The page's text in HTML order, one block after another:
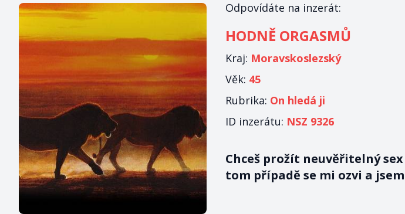
Odpovídáte na inzerát:
HODNĚ ORGASMŮ
Kraj: Moravskoslezský
Věk: 45
Rubrika: On hledá ji
ID inzerátu: NSZ 9326
Chceš prožít neuvěřitelný
tom případě se mi ozvi a